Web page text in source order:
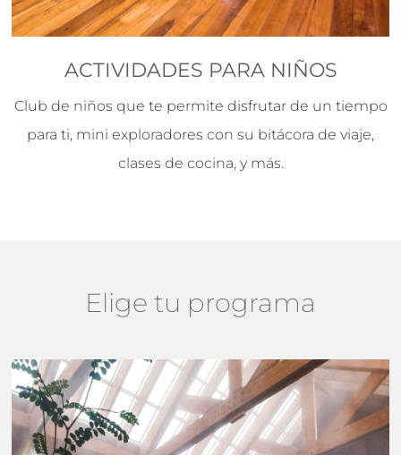
ACTIVIDADES PARA NIÑOS
Club de niños que te permite disfrutar de un tiempo
para ti, mini exploradores con su bitácora de viaje,
clases de cocina, y más.
Elige tu programa